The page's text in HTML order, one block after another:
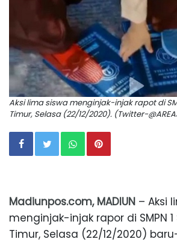
Aksi lima siswa menginjak-injak rapot di
Timur, Selasa (22/12/2020). (Twitter-
Madiunpos.com, MADIUN – Aksi
menginjak-injak rapor di SMPN 1
Timur, Selasa (22/12/2020)